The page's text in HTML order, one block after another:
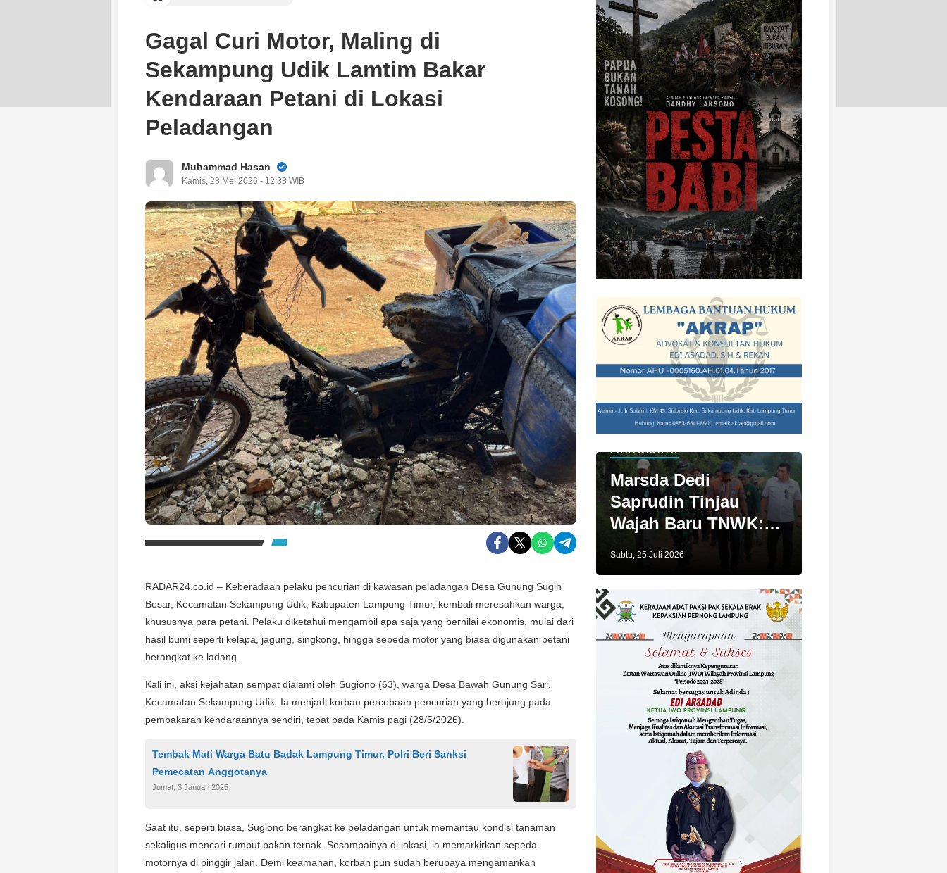
Gagal Curi Motor, Maling di
Sekampung Udik Lamtim Bakar
Kendaraan Petani di Lokasi
Peladangan
Muhammad Hasan
Kamis, 28 Mei 2026 - 12:38 WIB
RADAR24.co.id – Keberadaan pelaku pencurian di kawasan peladangan Desa Gunung Sugih
Besar, Kecamatan Sekampung Udik, Kabupaten Lampung Timur, kembali meresahkan warga,
khususnya para petani. Pelaku diketahui mengambil apa saja yang bernilai ekonomis, mulai dari
hasil bumi seperti kelapa, jagung, singkong, hingga sepeda motor yang biasa digunakan petani
berangkat ke ladang.
Kali ini, aksi kejahatan sempat dialami oleh Sugiono (63), warga Desa Bawah Gunung Sari,
Kecamatan Sekampung Udik. Ia menjadi korban percobaan pencurian yang berujung pada
pembakaran kendaraannya sendiri, tepat pada Kamis pagi (28/5/2026).
Tembak Mati Warga Batu Badak Lampung Timur, Polri Beri Sanksi
Pemecatan Anggotanya
Jumat, 3 Januari 2025
Saat itu, seperti biasa, Sugiono berangkat ke peladangan untuk memantau kondisi tanaman
sekaligus mencari rumput pakan ternak. Sesampainya di lokasi, ia memarkirkan sepeda
motornya di pinggir jalan. Demi keamanan, korban pun sudah berupaya mengamankan
PARIWISATA
Marsda Dedi
Saprudin Tinjau
Wajah Baru TNWK:
Sabtu, 25 Juli 2026